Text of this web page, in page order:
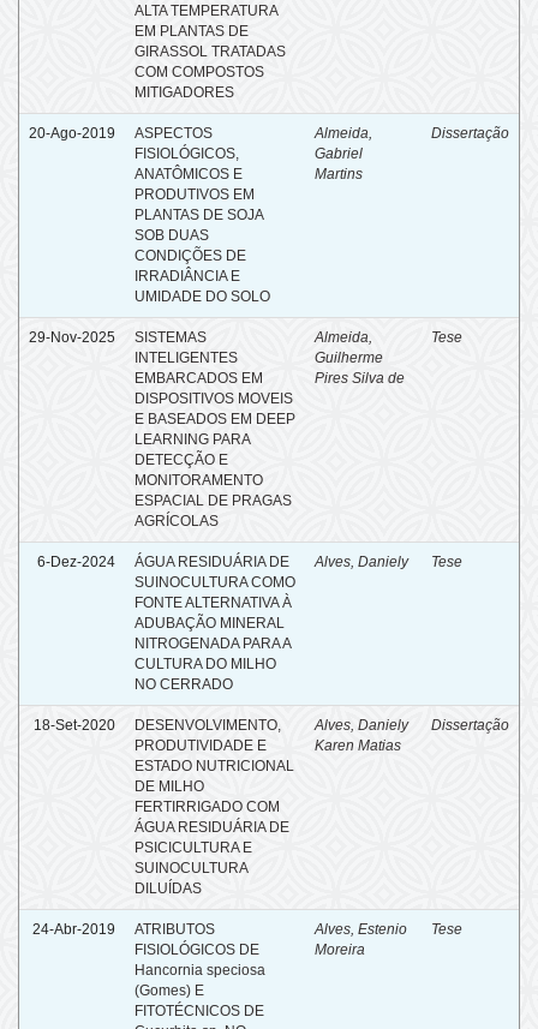
ALTA TEMPERATURA
EM PLANTAS DE
GIRASSOL TRATADAS
COM COMPOSTOS
MITIGADORES
20-Ago-2019
ASPECTOS
FISIOLÓGICOS,
ANATÔMICOS E
PRODUTIVOS EM
PLANTAS DE SOJA
SOB DUAS
CONDIÇÕES DE
IRRADIÂNCIA E
UMIDADE DO SOLO
Almeida,
Gabriel
Martins
Dissertação
29-Nov-2025
SISTEMAS
INTELIGENTES
EMBARCADOS EM
DISPOSITIVOS MOVEIS
E BASEADOS EM DEEP
LEARNING PARA
DETECÇÃO E
MONITORAMENTO
ESPACIAL DE PRAGAS
AGRÍCOLAS
Almeida,
Guilherme
Pires Silva de
Tese
6-Dez-2024
ÁGUA RESIDUÁRIA DE
SUINOCULTURA COMO
FONTE ALTERNATIVA À
ADUBAÇÃO MINERAL
NITROGENADA PARA A
CULTURA DO MILHO
NO CERRADO
Alves, Daniely Tese
18-Set-2020
DESENVOLVIMENTO,
PRODUTIVIDADE E
ESTADO NUTRICIONAL
DE MILHO
FERTIRRIGADO COM
ÁGUA RESIDUÁRIA DE
PSICICULTURA E
SUINOCULTURA
DILUÍDAS
Alves, Daniely
Karen Matias
Dissertação
24-Abr-2019
ATRIBUTOS
FISIOLÓGICOS DE
Hancornia speciosa
(Gomes) E
FITOTÉCNICOS DE
Alves, Estenio
Moreira
Tese